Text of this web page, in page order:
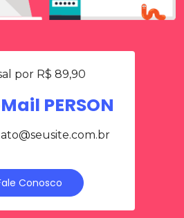
por R$ 89,90
PERSON
Conosco